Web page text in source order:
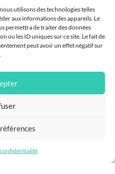
utilisons des technologies telles
aux informations des appareils. Le
permettra de traiter des données
ou les ID uniques sur ce site. Le fait de
peut avoir un effet négatif sur
services
médecins
IFAS